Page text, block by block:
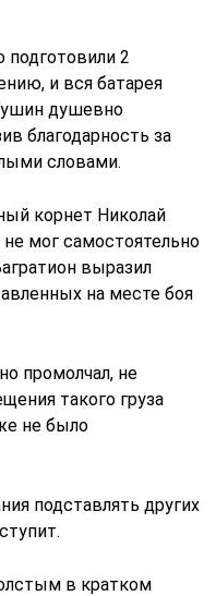
подготовили 2
и вся батарея
душевно
благодарность за
словами.
корнет Николай
мог самостоятельно
выразил
на месте боя
промолчал, не
такого груза
не было
подставлять других
в кратком